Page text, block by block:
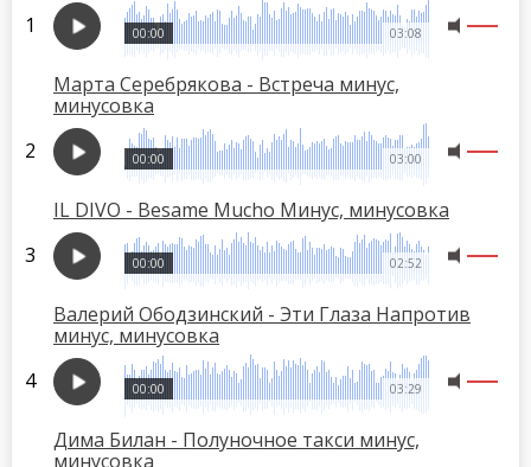
03:08
00:00
Марта Серебрякова - Встреча минус,
минусовка
03:00
00:00
IL DIVO - Besame Mucho Минус, минусовка
02:52
00:00
Валерий Ободзинский - Эти Глаза Напротив
минус, минусовка
03:29
00:00
Дима Билан - Полуночное такси минус,
минусовка